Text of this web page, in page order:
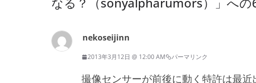
nekoseijinn
2013年3月12日 @ 12:00 AM パーマリンク
撮像センサーが前後に動く特許は最近